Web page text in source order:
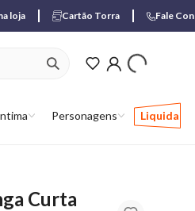
loja Cartão Torra Fale
Personagens Liquida
ver produtos
Curta